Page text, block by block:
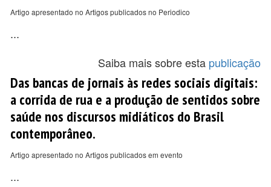
Artigo apresentado no Artigos publicados no Periodico
...
Saiba mais sobre esta publicação
Das bancas de jornais às redes sociais digitais:
a corrida de rua e a produção de sentidos sobre
saúde nos discursos midiáticos do Brasil
contemporâneo.
Artigo apresentado no Artigos publicados em evento
...